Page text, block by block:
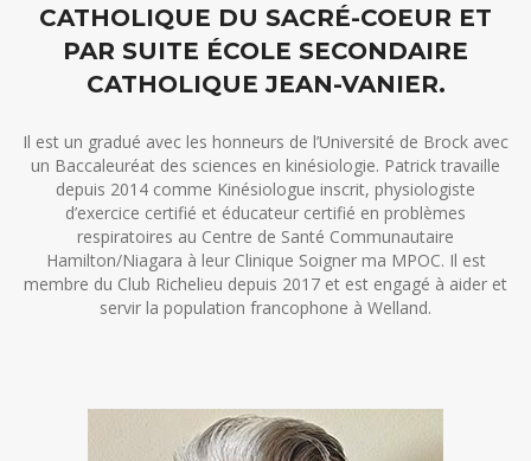
CATHOLIQUE DU SACRÉ-COEUR ET
PAR SUITE ÉCOLE SECONDAIRE
CATHOLIQUE JEAN-VANIER.
Il est un gradué avec les honneurs de l’Université de Brock avec
un Baccaleuréat des sciences en kinésiologie. Patrick travaille
depuis 2014 comme Kinésiologue inscrit, physiologiste
d’exercice certifié et éducateur certifié en problèmes
respiratoires au Centre de Santé Communautaire
Hamilton/Niagara à leur Clinique Soigner ma MPOC. Il est
membre du Club Richelieu depuis 2017 et est engagé à aider et
servir la population francophone à Welland.